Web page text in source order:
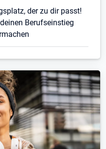
der zu dir passt!
Berufseinstieg